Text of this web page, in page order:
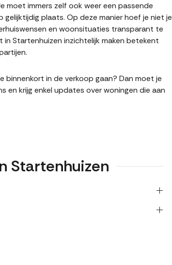
immers zelf ook weer een passende
plaats. Op deze manier hoef je niet je
en woonsituaties transparant te
in Startenhuizen inzichtelijk maken betekent
binnenkort in de verkoop gaan? Dan moet je
en krijg enkel updates over woningen die aan
Startenhuizen